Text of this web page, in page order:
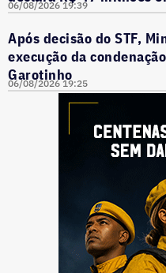
06/08/2026 19:39
Após decisão do STF,
execução da
Garotinho
06/08/2026 19:25